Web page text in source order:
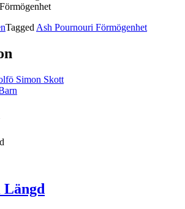
Tagged Ash Pournouri Förmögenhet
Simon Skott